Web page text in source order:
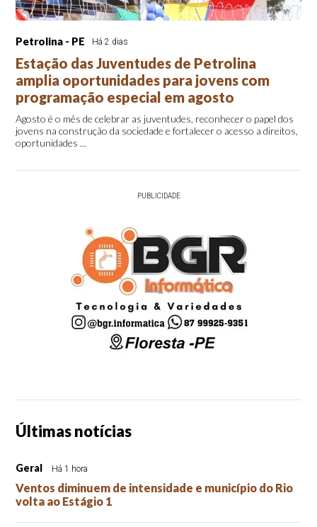
Petrolina - PE Há 2 dias
Estação das Juventudes de Petrolina
amplia oportunidades para jovens com
programação especial em agosto
Agosto é o mês de celebrar as juventudes, reconhecer o papel dos
jovens na construção da sociedade e fortalecer o acesso a direitos,
oportunidades ...
PUBLICIDADE
Últimas notícias
Geral Há 1 hora
Ventos diminuem de intensidade e município do Rio
volta ao Estágio 1